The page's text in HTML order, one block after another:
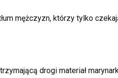
mężczyzn, którzy tylko
drogi materiał